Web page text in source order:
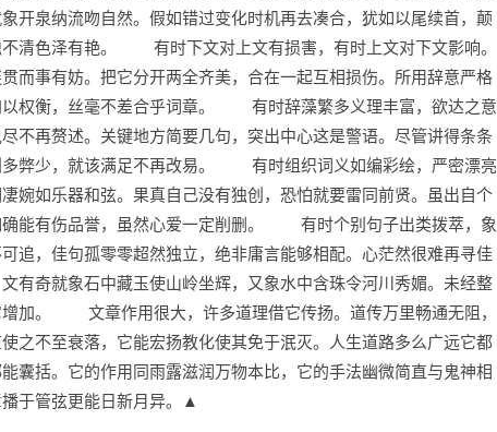
开泉纳流吻自然。假如错过变化时机再去凑合，犹如以尾续首，颠
不清色泽有艳。 有时下文对上文有损害，有时上文对下文影响。
而事有妨。把它分开两全齐美，合在一起互相损伤。所用辞意严格
以权衡，丝毫不差合乎词章。 有时辞藻繁多义理丰富，欲达之意
不再赘述。关键地方简要几句，突出中心这是警语。尽管讲得条条
多弊少，就该满足不再改易。 有时组织词义如编彩绘，严密漂亮
婉如乐器和弦。果真自己没有独创，恐怕就要雷同前贤。虽出自个
确能有伤品誉，虽然心爱一定削删。 有时个别句子出类拨萃，象
追，佳句孤零零超然独立，绝非庸言能够相配。心茫然很难再寻佳
有奇就象石中藏玉使山岭坐辉，又象水中含珠令河川秀媚。未经整
增加。 文章作用很大，许多道理借它传扬。道传万里畅通无阻，
之不至衰落，它能宏扬教化使其免于泯灭。人生道路多么广远它都
囊括。它的作用同雨露滋润万物本比，它的手法幽微简直与鬼神相
于管弦更能日新月异。▲